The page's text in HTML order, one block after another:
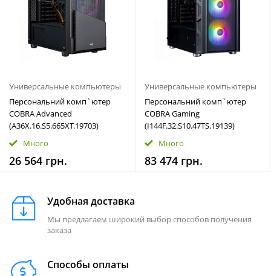
Универсальные компьютеры
Персональний комп`ютер
COBRA Advanced
(A36X.16.S5.665XT.19703)
Много
26 564 грн.
Универсальные компьютеры
Персональний комп`ютер
COBRA Gaming
(I144F.32.S10.47TS.19139)
Много
83 474 грн.
Удобная доставка
Мы предлагаем широкий выбор способов получения
заказа
Способы оплаты